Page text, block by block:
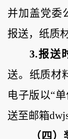
并加盖党委
报送，纸质
3.报送
送。纸质材
电子版以“
送至邮箱
（四